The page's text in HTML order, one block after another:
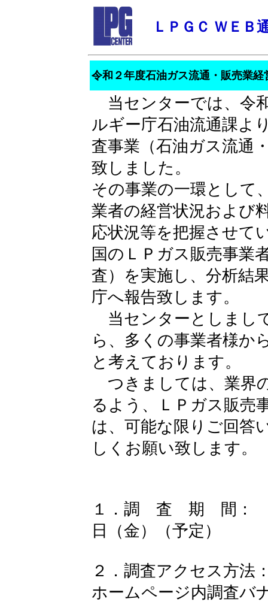
ＬＰＧＣ ＷＥＢ
令和２年度石油ガス流通・販売業
当センターでは、令
ルギー庁石油流通課よ
査事業（石油ガス流通
致しました。
その事業の一環として
業者の経営状況および
応状況等を把握させて
国のＬＰガス販売事業
査）を実施し、分析結
庁へ報告致します。
当センターとしまし
ら、多くの事業者様か
と考えております。
つきましては、業界
るよう、ＬＰガス販売
は、可能な限りご回答
しくお願い致します。
１．調 査 期 間：
日（金）（予定）
２．調査アクセス方
ホームページ内調査バ